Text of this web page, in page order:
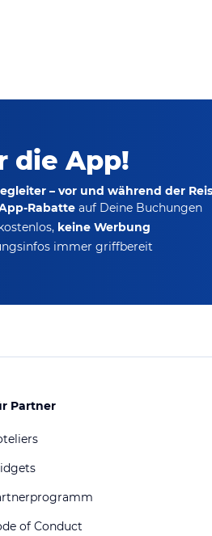
die App!
– vor und während der
Rabatte auf Deine Buchungen
keine Werbung
immer griffbereit
Partner
of Conduct